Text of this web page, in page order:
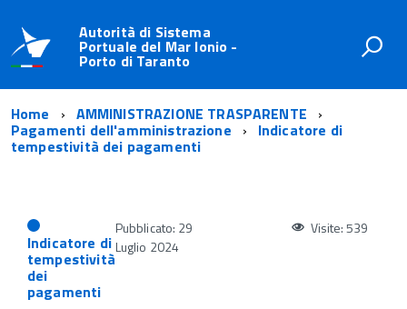
Autorità di Sistema
Portuale del Mar Ionio -
Porto di Taranto
Home AMMINISTRAZIONE TRASPARENTE
Pagamenti dell'amministrazione Indicatore di
tempestività dei pagamenti
Indicatore di
tempestività
dei
pagamenti
Pubblicato: 29
Luglio 2024
Visite: 539